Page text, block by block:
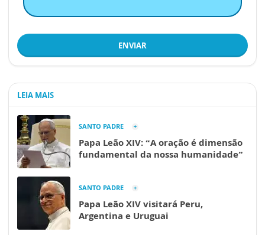
ENVIAR
LEIA MAIS
SANTO PADRE
Papa Leão XIV: “A oração é dimensão
fundamental da nossa humanidade”
SANTO PADRE
Papa Leão XIV visitará Peru,
Argentina e Uruguai